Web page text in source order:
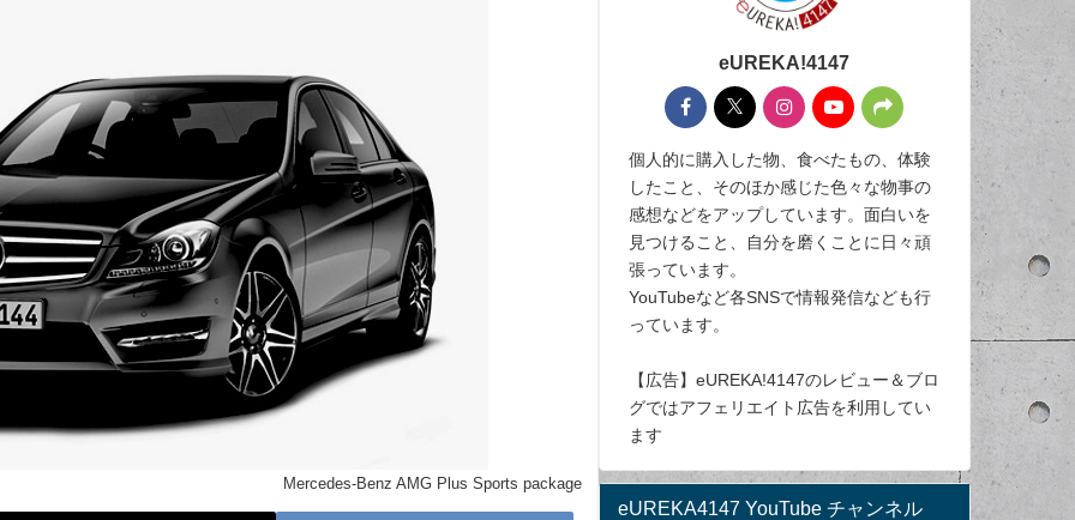
Mercedes-Benz AMG Plus Sports package
eUREKA!4147
個人的に購入した物、食べたもの、体験
したこと、そのほか感じた色々な物事の
感想などをアップしています。面白いを
見つけること、自分を磨くことに日々頑
張っています。
YouTubeなど各SNSで情報発信なども行
っています。
【広告】eUREKA!4147のレビュー＆ブロ
グではアフェリエイト広告を利用してい
ます
eUREKA4147 YouTube チャンネル